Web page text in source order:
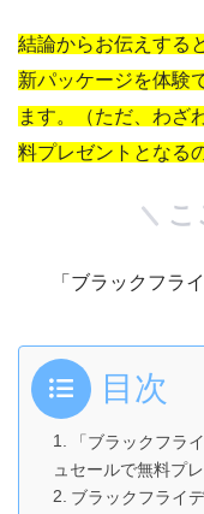
結論からお伝えする
新パッケージを体験
ます。（ただ、わざ
料プレゼントとなる
「ブラックフラ
目次
「ブラックフラ
ュセールで無料プ
ブラックフライ